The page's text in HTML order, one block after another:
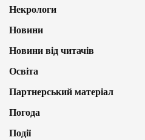
Некрологи
Новини
Новини від читачів
Освіта
Партнерський матеріал
Погода
Події